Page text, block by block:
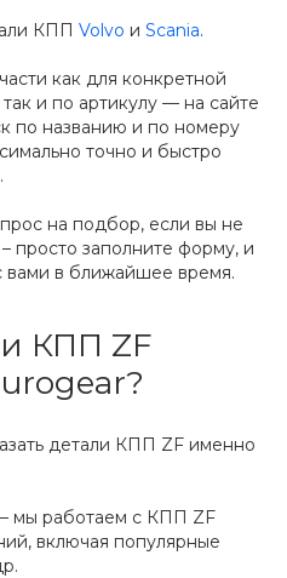
КПП Volvo и Scania.
как для конкретной
и по артикулу — на сайте
по названию и по номеру
точно и быстро
на подбор, если вы не
просто заполните форму, и
в ближайшее время.
КПП ZF
детали КПП ZF именно
мы работаем с КПП ZF
включая популярные